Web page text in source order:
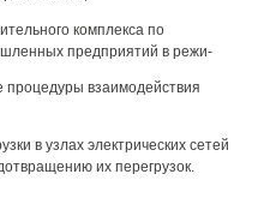
комплекса по
предприятий в режи-
взаимодействия
в узлах электрических сетей
их перегрузок.